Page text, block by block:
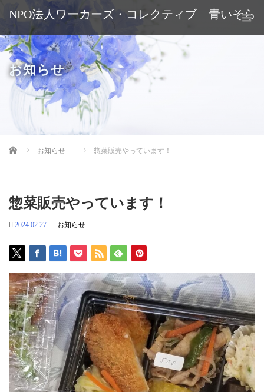
NPO法人ワーカーズ・コレクティブ 青いそら
お知らせ
Home お知らせ 惣菜販売やっています！
惣菜販売やっています！
2024.02.27 お知らせ